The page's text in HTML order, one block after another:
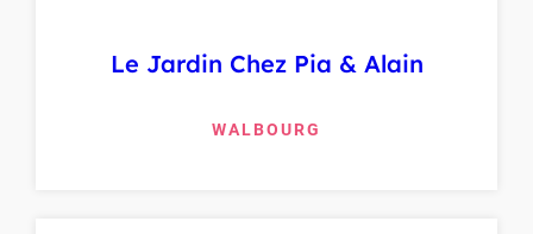
Le Jardin Chez Pia & Alain
WALBOURG